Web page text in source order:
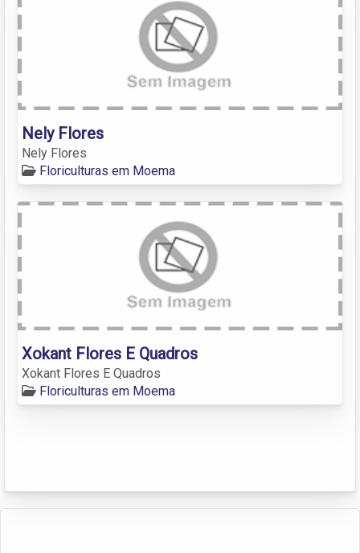
Nely Flores
Nely Flores
Floriculturas em Moema
Xokant Flores E Quadros
Xokant Flores E Quadros
Floriculturas em Moema